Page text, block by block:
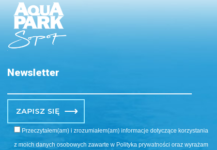
Newsletter
Przeczytałem(am) i zrozumiałem(am) informacje dotyczące korzystania
z moich danych osobowych zawarte w Polityka prywatności oraz wyrażam